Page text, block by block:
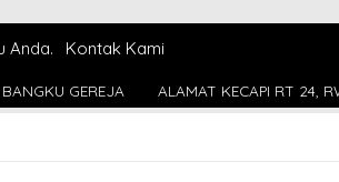
Anda. Kontak Kami
KECAPI RT 24, RW 4 - TAHUNAN - JEPARA